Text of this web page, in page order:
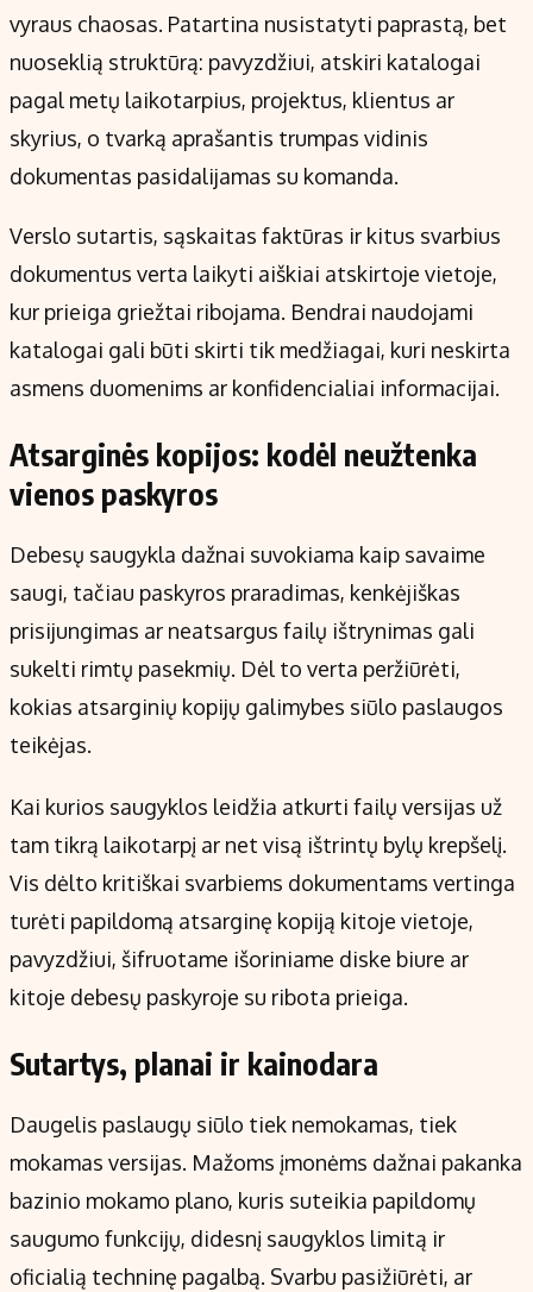
vyraus chaosas. Patartina nusistatyti paprastą, bet
nuoseklią struktūrą: pavyzdžiui, atskiri katalogai
pagal metų laikotarpius, projektus, klientus ar
skyrius, o tvarką aprašantis trumpas vidinis
dokumentas pasidalijamas su komanda.
Verslo sutartis, sąskaitas faktūras ir kitus svarbius
dokumentus verta laikyti aiškiai atskirtoje vietoje,
kur prieiga griežtai ribojama. Bendrai naudojami
katalogai gali būti skirti tik medžiagai, kuri neskirta
asmens duomenims ar konfidencialiai informacijai.
Atsarginės kopijos: kodėl neužtenka
vienos paskyros
Debesų saugykla dažnai suvokiama kaip savaime
saugi, tačiau paskyros praradimas, kenkėjiškas
prisijungimas ar neatsargus failų ištrynimas gali
sukelti rimtų pasekmių. Dėl to verta peržiūrėti,
kokias atsarginių kopijų galimybes siūlo paslaugos
teikėjas.
Kai kurios saugyklos leidžia atkurti failų versijas už
tam tikrą laikotarpį ar net visą ištrintų bylų krepšelį.
Vis dėlto kritiškai svarbiems dokumentams vertinga
turėti papildomą atsarginę kopiją kitoje vietoje,
pavyzdžiui, šifruotame išoriniame diske biure ar
kitoje debesų paskyroje su ribota prieiga.
Sutartys, planai ir kainodara
Daugelis paslaugų siūlo tiek nemokamas, tiek
mokamas versijas. Mažoms įmonėms dažnai pakanka
bazinio mokamo plano, kuris suteikia papildomų
saugumo funkcijų, didesnį saugyklos limitą ir
oficialią techninę pagalbą. Svarbu pasižiūrėti, ar